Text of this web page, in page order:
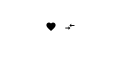
Produkt